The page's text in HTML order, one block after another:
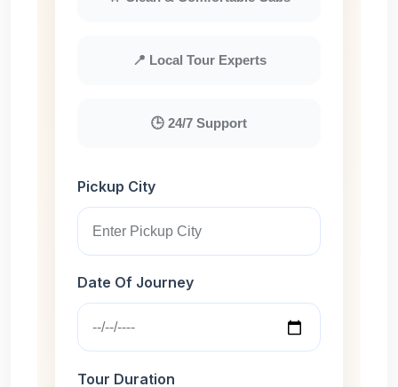
📍 Local Tour Experts
🕒 24/7 Support
Pickup City
Date Of Journey
Tour Duration